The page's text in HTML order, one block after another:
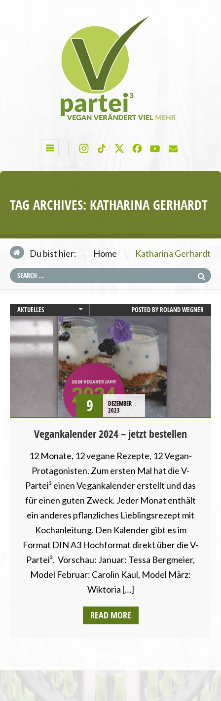
TAG ARCHIVES: KATHARINA GERHARDT
Du bist hier: Home \ Katharina Gerhardt
AKTUELLES
EUROPAWAHL
NEWSLETTER
PRESSEMITTEILUNG
REZEPTE
TIERSCHUTZ / TIERRECHTE
UMWELT UND KLIMA
POSTED BYROLAND WEGNER
9
DEZEMBER
2023
Vegankalender 2024 – jetzt bestellen
12 Monate, 12 vegane Rezepte, 12 Vegan-
Protagonisten. Zum ersten Mal hat die V-
Partei³ einen Vegankalender erstellt und das
für einen guten Zweck. Jeder Monat enthält
ein anderes pflanzliches Lieblingsrezept mit
Kochanleitung. Den Kalender gibt es im
Format DIN A3 Hochformat direkt über die V-
Partei³. Vorschau: Januar: Tessa Bergmeier,
Model Februar: Carolin Kaul, Model März:
Wiktoria […]
READ MORE